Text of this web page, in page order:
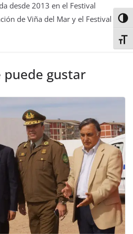
desde 2013 en el Festival
de Viña del Mar y el Festival del
gustar